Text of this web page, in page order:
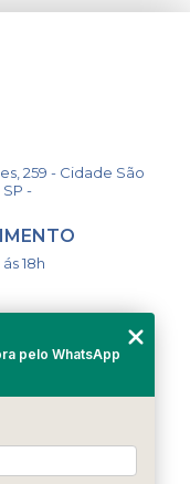
259 - Cidade São
-
18h
pelo WhatsApp